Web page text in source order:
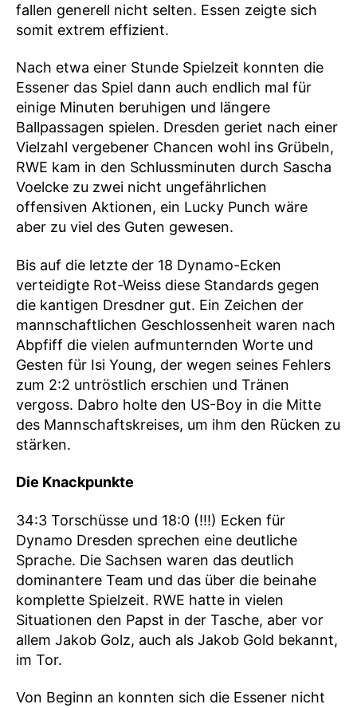
fallen generell nicht selten. Essen zeigte sich
somit extrem effizient.
Nach etwa einer Stunde Spielzeit konnten die
Essener das Spiel dann auch endlich mal für
einige Minuten beruhigen und längere
Ballpassagen spielen. Dresden geriet nach einer
Vielzahl vergebener Chancen wohl ins Grübeln,
RWE kam in den Schlussminuten durch Sascha
Voelcke zu zwei nicht ungefährlichen
offensiven Aktionen, ein Lucky Punch wäre
aber zu viel des Guten gewesen.
Bis auf die letzte der 18 Dynamo-Ecken
verteidigte Rot-Weiss diese Standards gegen
die kantigen Dresdner gut. Ein Zeichen der
mannschaftlichen Geschlossenheit waren nach
Abpfiff die vielen aufmunternden Worte und
Gesten für Isi Young, der wegen seines Fehlers
zum 2:2 untröstlich erschien und Tränen
vergoss. Dabro holte den US-Boy in die Mitte
des Mannschaftskreises, um ihm den Rücken zu
stärken.
Die Knackpunkte
34:3 Torschüsse und 18:0 (!!!) Ecken für
Dynamo Dresden sprechen eine deutliche
Sprache. Die Sachsen waren das deutlich
dominantere Team und das über die beinahe
komplette Spielzeit. RWE hatte in vielen
Situationen den Papst in der Tasche, aber vor
allem Jakob Golz, auch als Jakob Gold bekannt,
im Tor.
Von Beginn an konnten sich die Essener nicht